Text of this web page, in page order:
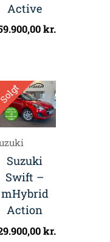
Active
kr.
Solgt
Suzuki
Swift –
mHybrid
Action
kr.